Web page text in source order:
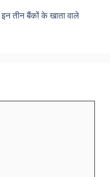
तीन बैंकों के खाता वाले